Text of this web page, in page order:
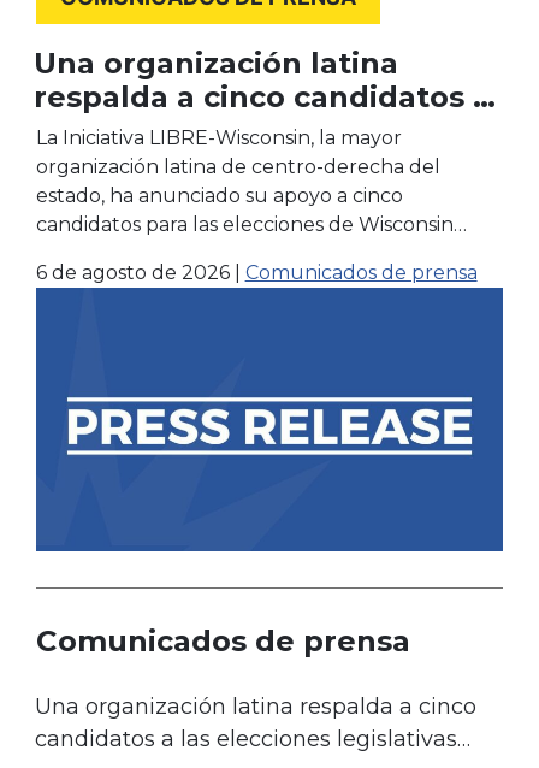
Una organización latina
respalda a cinco candidatos a
las elecciones legislativas
estatales de cara a las
elecciones de noviembre
La Iniciativa LIBRE-Wisconsin, la mayor
organización latina de centro-derecha del
estado, ha anunciado su apoyo a cinco
candidatos para las elecciones de Wisconsin…
6 de agosto de 2026| Comunicados de prensa
Comunicados de prensa
Una organización latina respalda a cinco
candidatos a las elecciones legislativas